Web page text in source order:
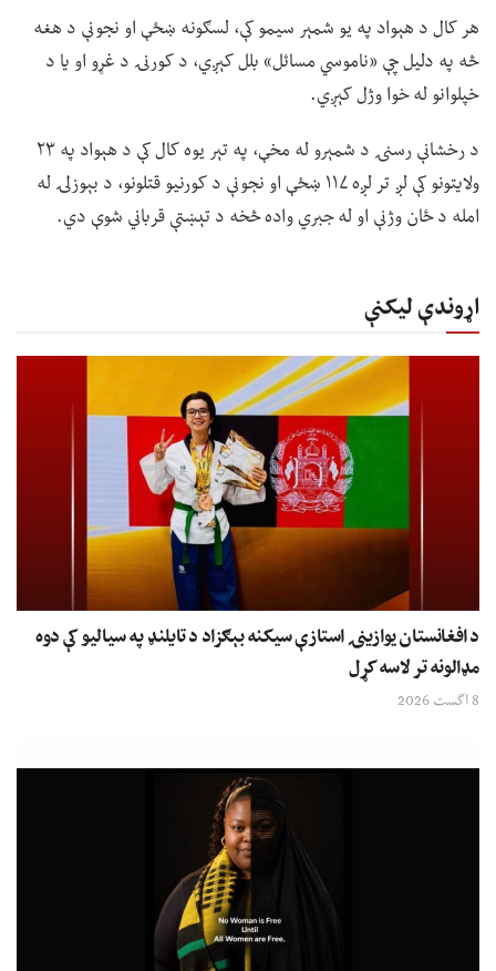
هر کال د هېواد په یو شمېر سیمو کې، لسګونه ښځې او نجونې د هغه
څه په دلیل چې «ناموسي مسائل» بلل کېږي، د کورنۍ د غړو او یا د
خپلوانو له خوا وژل کېږي.
د رخشانې رسنۍ د شمېرو له مخې، په تېر یوه کال کې د هېواد په ۲۳
ولایتونو کې لږ تر لږه ۱۱۷ ښځې او نجونې د کورنیو قتلونو، د بېوزلۍ له
امله د ځان وژنې او له جبري واده څخه د تېښتې قرباني شوې دي.
اړوندې لیکنې
د افغانستان یوازینۍ استازې سیکنه بېګزاد د تایلنډ په سیالیو کې دوه
مډالونه تر لاسه کړل
8 اگست 2026